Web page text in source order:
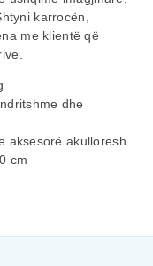
karrocën,
me klientë që
dhe
aksesorë akulloresh
cm